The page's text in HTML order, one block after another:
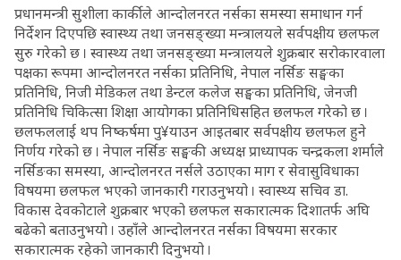
प्रधानमन्त्री सुशीला कार्कीले आन्दोलनरत नर्सका समस्या समाधान गर्न
निर्देशन दिएपछि स्वास्थ्य तथा जनसङ्ख्या मन्त्रालयले सर्वपक्षीय छलफल
सुरु गरेको छ । स्वास्थ्य तथा जनसङ्ख्या मन्त्रालयले शुक्रबार सरोकारवाला
पक्षका रूपमा आन्दोलनरत नर्सका प्रतिनिधि, नेपाल नर्सिङ सङ्घका
प्रतिनिधि, निजी मेडिकल तथा डेन्टल कलेज सङ्घका प्रतिनिधि, जेनजी
प्रतिनिधि चिकित्सा शिक्षा आयोगका प्रतिनिधिसहित छलफल गरेको छ ।
छलफललाई थप निष्कर्षमा पु¥याउन आइतबार सर्वपक्षीय छलफल हुने
निर्णय गरेको छ । नेपाल नर्सिङ सङ्घकी अध्यक्ष प्राध्यापक चन्द्रकला शर्माले
नर्सिङका समस्या, आन्दोलनरत नर्सले उठाएका माग र सेवासुविधाका
विषयमा छलफल भएको जानकारी गराउनुभयो । स्वास्थ्य सचिव डा.
विकास देवकोटाले शुक्रबार भएको छलफल सकारात्मक दिशातर्फ अघि
बढेको बताउनुभयो । उहाँले आन्दोलनरत नर्सका विषयमा सरकार
सकारात्मक रहेको जानकारी दिनुभयो ।